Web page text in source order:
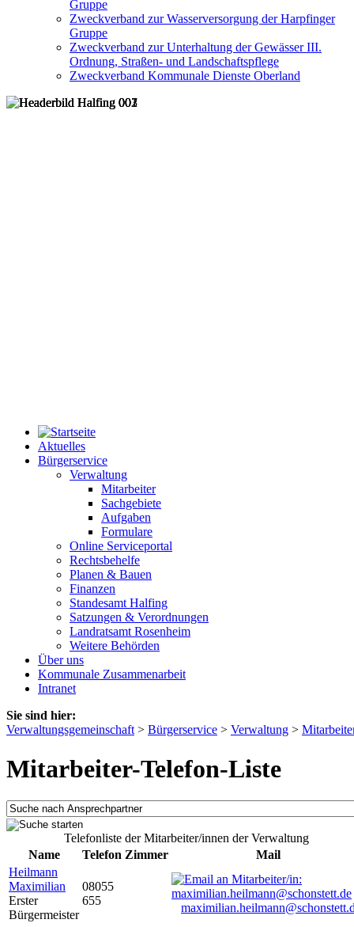
Gruppe
Zweckverband zur Wasserversorgung der Harpfinger
Gruppe
Zweckverband zur Unterhaltung der Gewässer III.
Ordnung, Straßen- und Landschaftspflege
Zweckverband Kommunale Dienste Oberland
Aktuelles
Bürgerservice
Verwaltung
Mitarbeiter
Sachgebiete
Aufgaben
Formulare
Online Serviceportal
Rechtsbehelfe
Planen & Bauen
Finanzen
Standesamt Halfing
Satzungen & Verordnungen
Landratsamt Rosenheim
Weitere Behörden
Über uns
Kommunale Zusammenarbeit
Intranet
Sie sind hier:
Verwaltungsgemeinschaft > Bürgerservice > Verwaltung >
Mitarbeiter-Telefon-Liste
Telefonliste der Mitarbeiter/innen der Verwaltung
Name
Telefon Zimmer
Mail
Heilmann
Maximilian
Erster
Bürgermeister
08055
655